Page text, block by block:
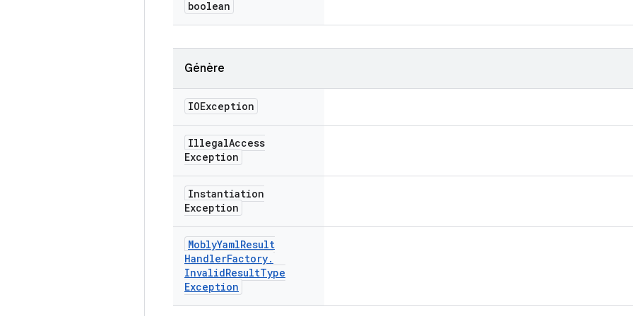
boolean
Génère
IOException
IllegalAccess
Exception
Instantiation
Exception
MoblyYamlResult
HandlerFactory.
InvalidResultType
Exception